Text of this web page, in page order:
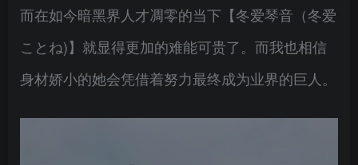
而在如今暗黑界人才凋零的当下【冬爱琴音（冬爱
ことね)】就显得更加的难能可贵了。而我也相信
身材娇小的她会凭借着努力最终成为业界的巨人。